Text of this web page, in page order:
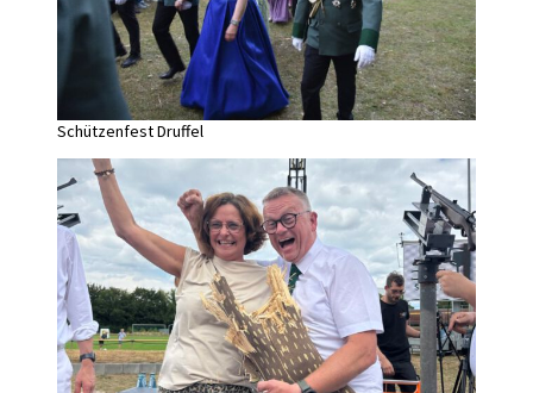
Schützenfest Druffel